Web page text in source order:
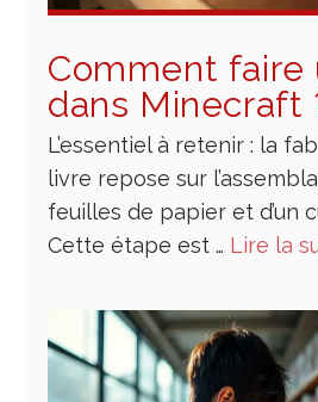
Comment faire
dans Minecraft​
L’essentiel à retenir : la
livre repose sur
feuilles de papier et d’un
Cette étape est … Lire la